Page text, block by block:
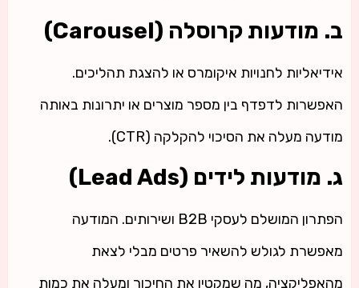
ב. מודעות קרוסלה (Carousel)
אידיאליות לחנויות איקומרס או להצגת תהליכים.
האפשרות לדפדף בין מספר מוצרים או יתרונות באותה
מודעה מעלה את הסיכוי להקלקה (CTR).
ג. מודעות לידים (Lead Ads)
הפתרון המושלם לעסקי B2B ושירותים. המודעה
מאפשרת לגולש להשאיר פרטים מבלי לצאת
מהאפליקציה, מה שמקטין את החיכוך ומעלה את כמות